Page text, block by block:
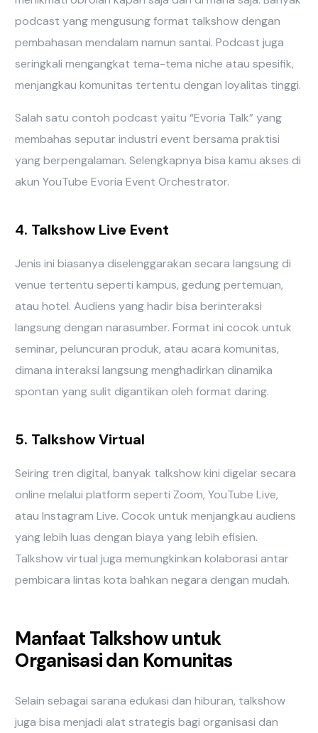
podcast yang mengusung format talkshow dengan
pembahasan mendalam namun santai. Podcast juga
seringkali mengangkat tema-tema niche atau spesifik,
menjangkau komunitas tertentu dengan loyalitas tinggi.
Salah satu contoh podcast yaitu “Evoria Talk” yang
membahas seputar industri event bersama praktisi
yang berpengalaman. Selengkapnya bisa kamu akses di
akun YouTube Evoria Event Orchestrator.
4. Talkshow Live Event
Jenis ini biasanya diselenggarakan secara langsung di
venue tertentu seperti kampus, gedung pertemuan,
atau hotel. Audiens yang hadir bisa berinteraksi
langsung dengan narasumber. Format ini cocok untuk
seminar, peluncuran produk, atau acara komunitas,
dimana interaksi langsung menghadirkan dinamika
spontan yang sulit digantikan oleh format daring.
5. Talkshow Virtual
Seiring tren digital, banyak talkshow kini digelar secara
online melalui platform seperti Zoom, YouTube Live,
atau Instagram Live. Cocok untuk menjangkau audiens
yang lebih luas dengan biaya yang lebih efisien.
Talkshow virtual juga memungkinkan kolaborasi antar
pembicara lintas kota bahkan negara dengan mudah.
Manfaat Talkshow untuk
Organisasi dan Komunitas
Selain sebagai sarana edukasi dan hiburan, talkshow
juga bisa menjadi alat strategis bagi organisasi dan